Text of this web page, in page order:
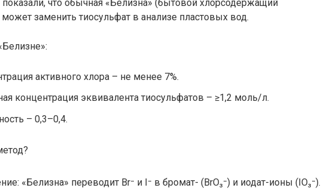
что обычная «Белизна» (бытовой хлорсодержащий
может заменить тиосульфат в анализе пластовых вод.
активного хлора – не менее 7%.
концентрация эквивалента тиосульфатов – ≥1,2 моль/л.
– 0,3–0,4.
«Белизна» переводит Br⁻ и I⁻ в бромат- (BrO₃⁻) и иодат-ионы (IO₃⁻).